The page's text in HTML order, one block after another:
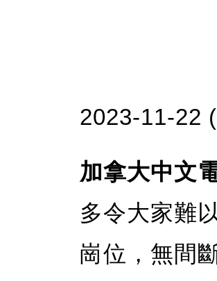
2023-11-22
加拿大中文
多令大家難
崗位，無間